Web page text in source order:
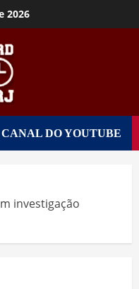
2026
CANAL DO YOUTUBE
investigação